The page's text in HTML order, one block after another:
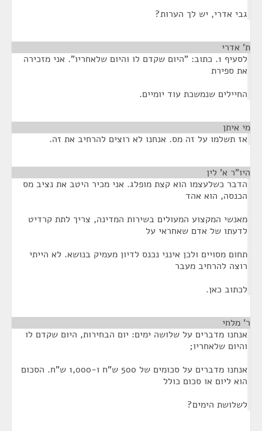
גבי אדרי, יש לך הערות?
ת' אדרי
לסעיף 1. כתוב: "היום שקדם לו והיום שלאחריו". אני מזכירה
את ספירת
החיילים שנמשכת עוד יומיים.
מי איתן
אז תשלמו על זה מס. אנחנו לא רוצים להרחיב את זה.
היו"ר א' לין
הדבר כשלעצמו הוא קצת מופלג. אני מכיר היטב את נציב מס
הכנסה, הוא אהד
מאנשי המקצוע המעולים בשירות המדינה, צריך לתת קרדיט
לדעתו של אדם שאחראי על
תחום מסויים ולכן אינני נכנס לדיון מעמיק בנושא. לא הייתי
רוצה להרחיב מעבר
לכתוב כאן.
ר' מלחי
אנחנו מדברים על שלושה ימים: יום הבחירות, היום שקדם לו
והיום שלאחריו;
אנחנו מדברים על סכומים של 500 ש"ח ו-1,000 ש"ח. הסכום
הוא ליום או סכום כולל
לשלושת הימים?